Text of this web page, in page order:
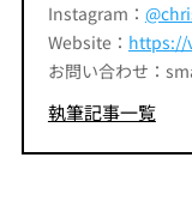
Instagram：
Website： https://
お問い合わせ：
執筆記事一覧